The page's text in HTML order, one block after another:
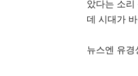
았다는 소
데 시대가
뉴스엔 유경